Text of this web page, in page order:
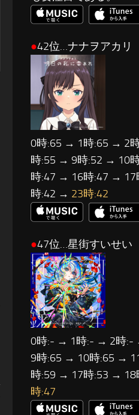
●42位…ナナヲアカリ
0時:65 → 1時:65 → 2
時:55 → 9時:52 → 10
時:47 → 16時:47 →
時:42 → 23時:42
●47位…星街すいせい
0時:- → 1時:- → 2時:-
9時:65 → 10時:65 →
時:59 → 17時:53 →
時:47